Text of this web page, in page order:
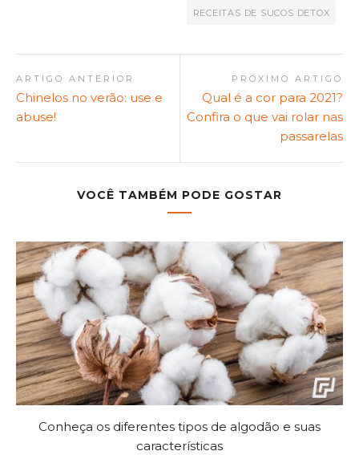
RECEITAS DE SUCOS DETOX
ARTIGO ANTERIOR
Chinelos no verão: use e
abuse!
PRÓXIMO ARTIGO
Qual é a cor para 2021?
Confira o que vai rolar nas
passarelas
VOCÊ TAMBÉM PODE GOSTAR
Conheça os diferentes tipos de algodão e suas
características